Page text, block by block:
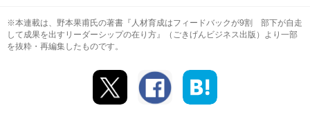
※本連載は、野本果甫氏の著書『人材育成はフィードバックが9割 部下が自走
して成果を出すリーダーシップの在り方』（ごきげんビジネス出版）より一部
を抜粋・再編集したものです。